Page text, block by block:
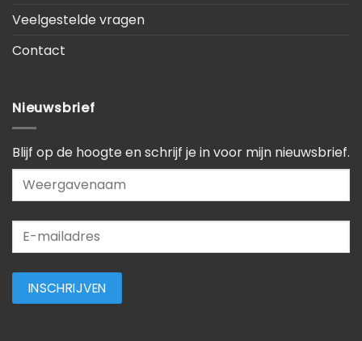
Veelgestelde vragen
Contact
Nieuwsbrief
Blijf op de hoogte en schrijf je in voor mijn nieuwsbrief.